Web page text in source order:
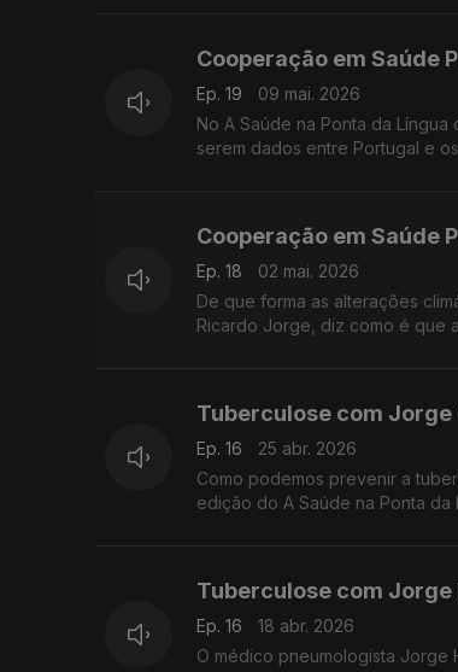
Cooperação em Saúde
Ep. 19
09 mai. 2026
No A Saúde na Ponta da
serem dados entre Portugal e
Cooperação em Saúde
Ep. 18
02 mai. 2026
De que forma as alterações
Ricardo Jorge, diz como é que
Tuberculose com Jorge
Ep. 16
25 abr. 2026
Como podemos prevenir a
edição do A Saúde na Ponta
Tuberculose com Jorge
Ep. 16
18 abr. 2026
O médico pneumologista Jorge